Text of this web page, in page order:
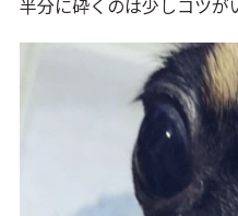
半分に砕くのは少しコツが